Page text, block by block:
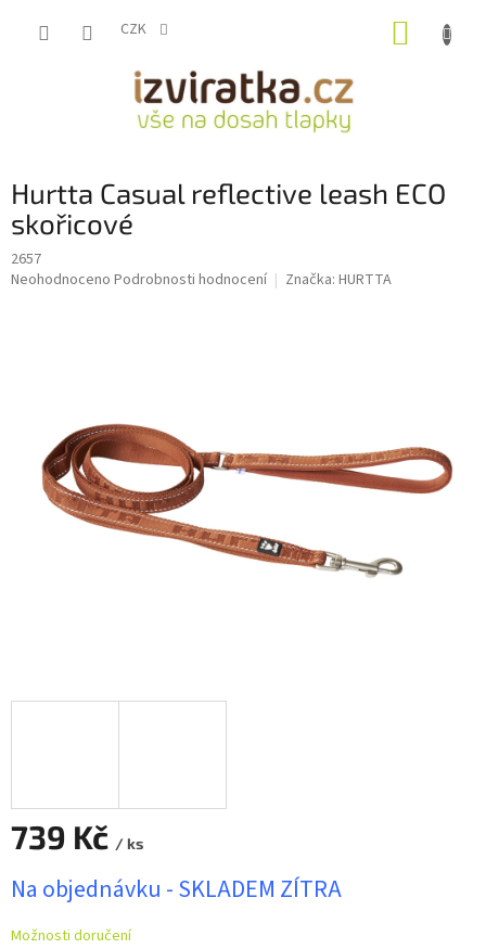
CZK
Hurtta Casual reflective leash ECO
skořicové
2657
Průměrné
Neohodnoceno Podrobnosti hodnocení Značka: HURTTA
739 Kč / ks
cena:
Na objednávku - SKLADEM ZÍTRA
Možnosti doručení